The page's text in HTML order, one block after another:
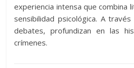
experiencia intensa que combina
sensibilidad psicológica. A
debates, profundizan en las
crímenes.